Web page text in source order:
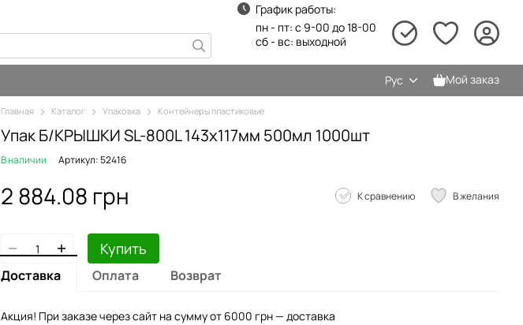
График работы:
пн - пт: с 9-00 до 18-00
сб - вс: выходной
Рус Мой заказ
Главная Каталог Упаковка Контейнеры пластиковые
Упак Б/КРЫШКИ SL-800L 143х117мм 500мл 1000шт
В наличии Артикул: 52416
2 884.08 грн К сравнению В желания
Купить
Доставка Оплата Возврат
Акция! При заказе через сайт на сумму от 6000 грн — доставка